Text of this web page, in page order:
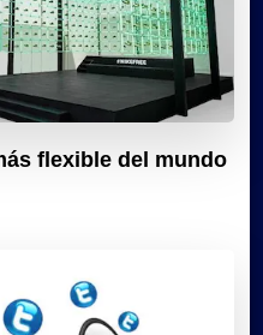
flexible del mundo